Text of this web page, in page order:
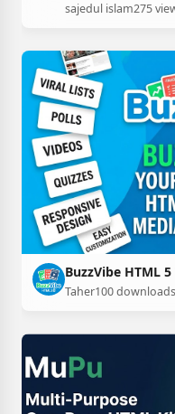
sajedul islam275
BuzzVibe HTML
Taher100 downloads